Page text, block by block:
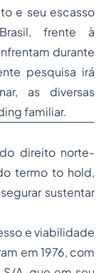
e seu escasso
frente à
durante
pesquisa irá
as diversas
familiar.
direito norte-
termo to hold,
sustentar
e viabilidade
em 1976, com